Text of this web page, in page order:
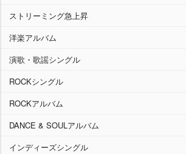
ストリーミング急上昇
洋楽アルバム
演歌・歌謡シングル
ROCKシングル
ROCKアルバム
DANCE & SOULアルバム
インディーズシングル